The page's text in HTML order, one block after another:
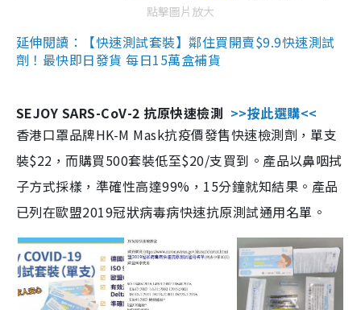
點擊圖片放大
延伸閱讀：【快速測試套裝】鄰住買開賣$9.9快速測試
劑！最快即日發貨 每日15萬盒補貨
SEJOY SARS-CoV-2 抗原快速檢測 >>按此選購<<
香港口罩品牌HK-M Mask抗疫價發售快速檢測劑，單支
裝$22，而購買500套裝低至$20/支買到。產品以鼻咽拭
子方式採樣，準確性高達99%，15分鐘就知結果。產品
已列在歐盟2019冠狀病毒病快速抗原測試通用名單。